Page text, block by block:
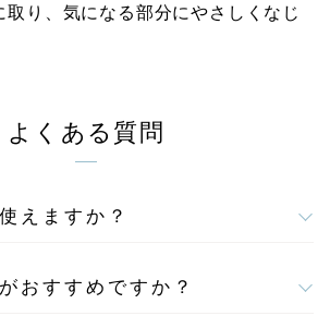
取り、気になる部分にやさしくなじ
よくある質問
えますか？
おすすめですか？